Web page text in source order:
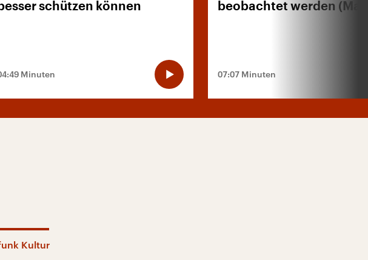
besser schützen können
Minuten
beobachtet werden
07:07 Minuten
Kultur